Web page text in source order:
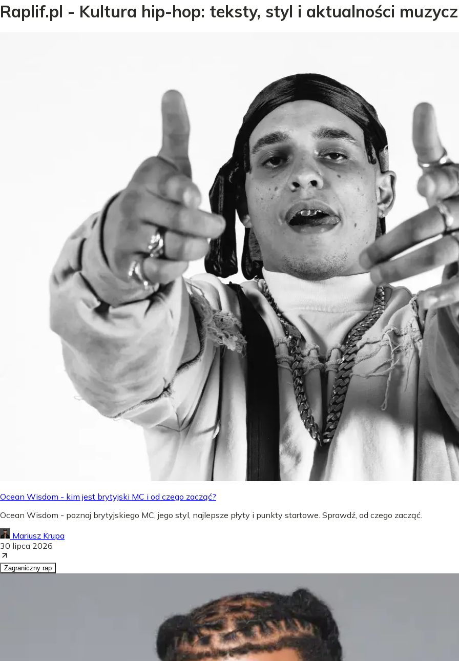
Raplif.pl - Kultura hip-hop: teksty, styl i aktualności
Ocean Wisdom - kim jest brytyjski MC i od czego zacząć?
Ocean Wisdom - poznaj brytyjskiego MC, jego styl, najlepsze płyty i punkty startowe. Sprawdź, od czego zacząć.
Mariusz Krupa
30 lipca 2026
Zagraniczny rap